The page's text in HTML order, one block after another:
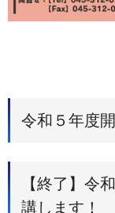
令和５年度
【終了】令
講します！